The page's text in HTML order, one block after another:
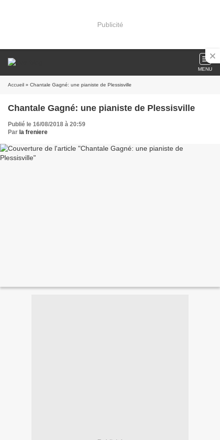
Publicité
MENU
Accueil » Chantale Gagné: une pianiste de Plessisville
Chantale Gagné: une pianiste de Plessisville
Publié le 16/08/2018 à 20:59
Par la freniere